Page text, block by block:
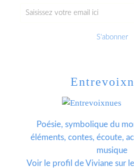
Poésie, symbolique du
éléments, contes, écoute,
musique
Voir le profil deVivianesur